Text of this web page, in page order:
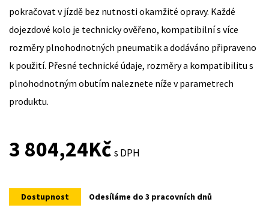
pokračovat v jízdě bez nutnosti okamžité opravy. Každé
dojezdové kolo je technicky ověřeno, kompatibilní s více
rozměry plnohodnotných pneumatik a dodáváno připraveno
k použití. Přesné technické údaje, rozměry a kompatibilitu s
plnohodnotným obutím naleznete níže v parametrech
produktu.
3 804,24Kč s DPH
Dostupnost Odesíláme do 3 pracovních dnů